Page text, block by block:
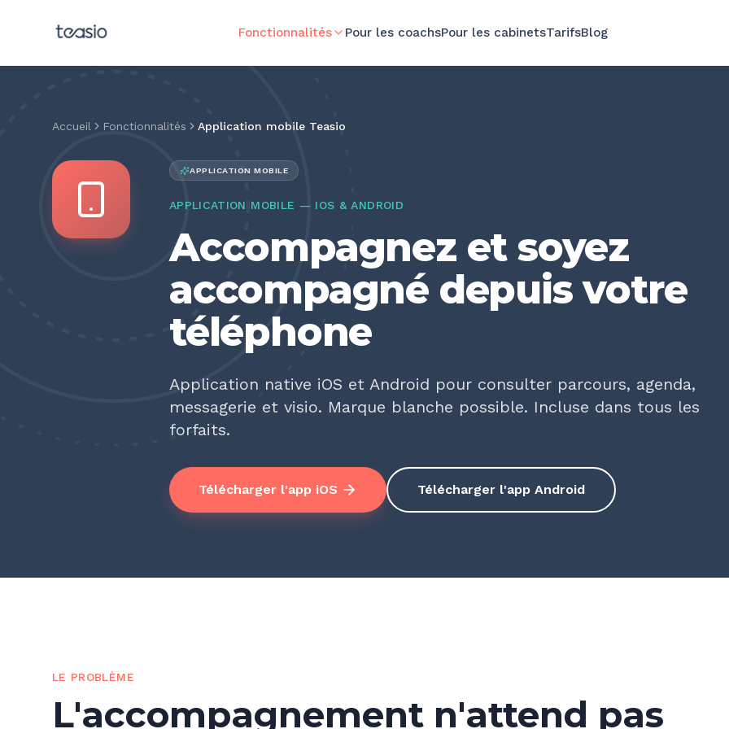
Fonctionnalités Pour les coachsPour les cabinetsTarifsBlog
Accueil Fonctionnalités Application mobile Teasio
APPLICATION MOBILE
APPLICATION MOBILE — IOS & ANDROID
Accompagnez et soyez
accompagné depuis votre
téléphone
Application native iOS et Android pour consulter parcours, agenda,
messagerie et visio. Marque blanche possible. Incluse dans tous les
forfaits.
Télécharger l'app iOS Télécharger l'app Android
LE PROBLÈME
L'accompagnement n'attend pas